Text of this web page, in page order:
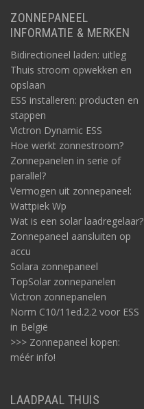
ZONNEPANEEL
INFORMATIE & MERKEN
Bidirectioneel laden: uitleg
Thuis stroom opwekken en
opslaan
ESS installeren: producten en
stappen
Victron Dynamic ESS
Hoe werkt zonnestroom?
Zonnepanelen in serie of
parallel?
Vermogen uit zonnepaneel:
Wattpiek Wp
Wat is een solar laadregelaar?
Zonnepaneel aansluiten op
accu
Solara zonnepaneel
TopSolar zonnepanelen
Victron zonnepanelen
Norm C10/11ed.2.2 voor ESS
in België
>>> Zonnepaneel kopen:
méér info!
LAADPAAL THUIS